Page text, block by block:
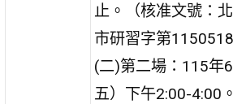
止。（核准文號：北
市研習字第
(二)第二場：115年
五）下午2:00-4:00